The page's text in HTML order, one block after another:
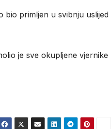
bio primljen u svibnju uslijed
je sve okupljene vjernike